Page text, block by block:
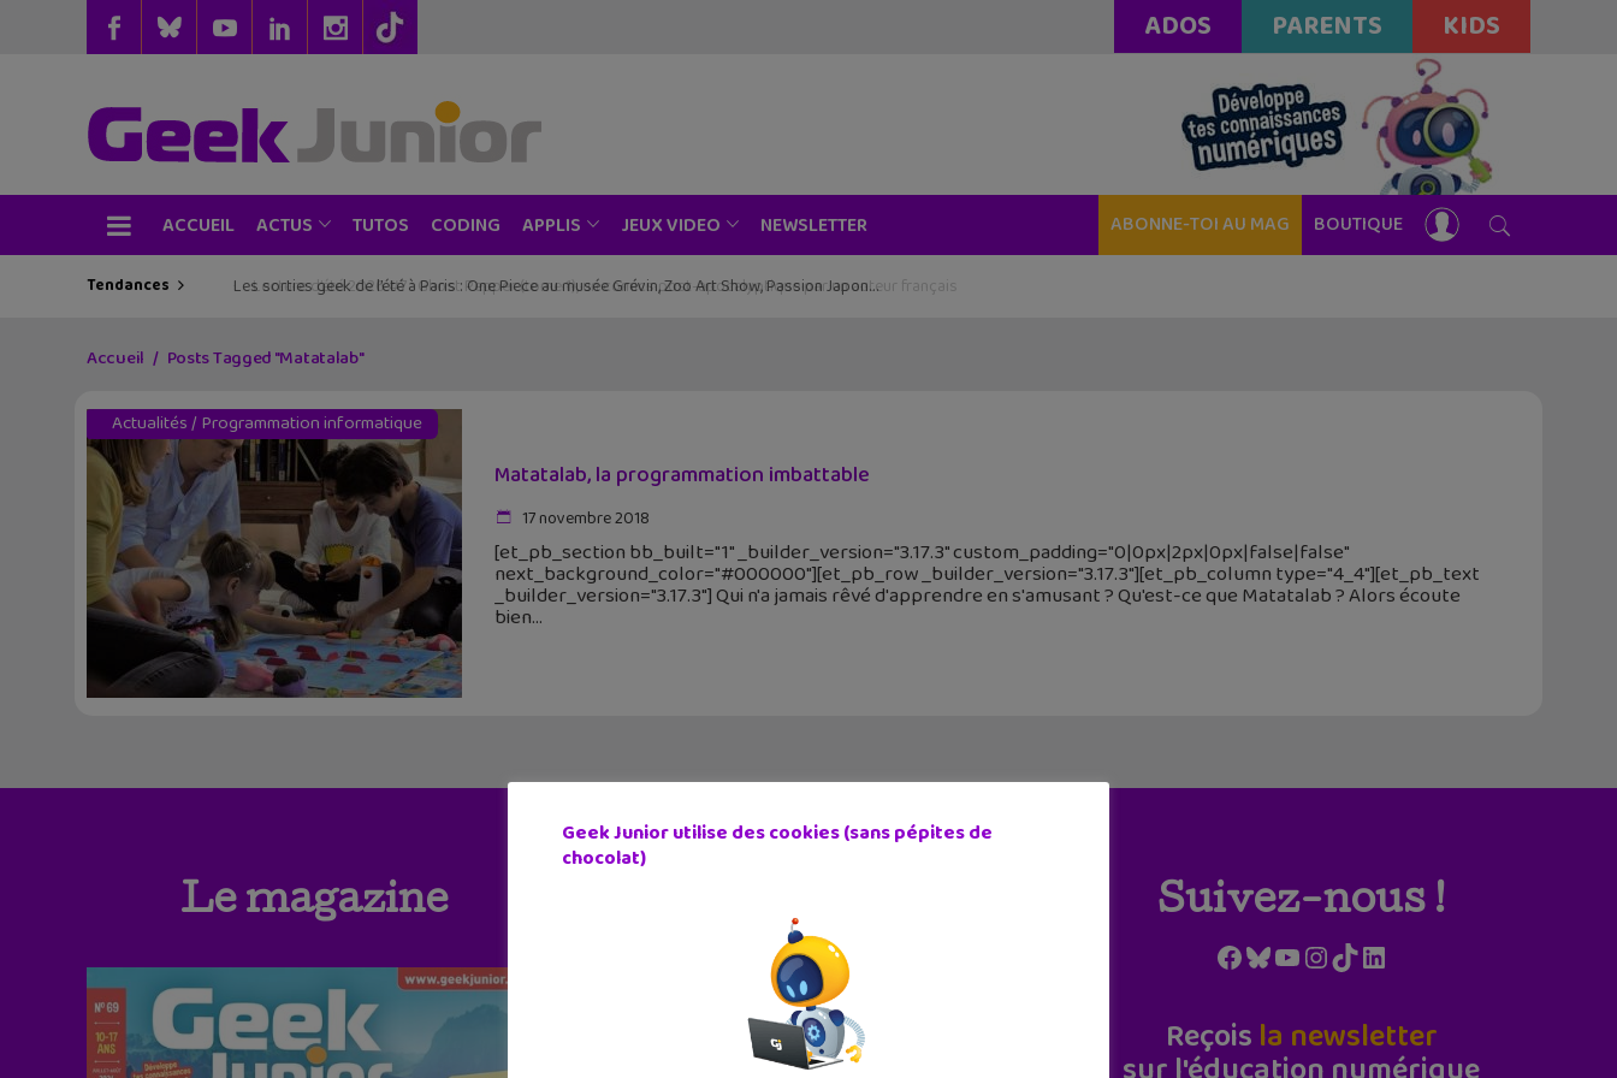
ADOS PARENTS KIDS
ACCUEIL ACTUS TUTOS CODING APPLIS JEUX VIDEO NEWSLETTER ABONNE-TOI AU MAG BOUTIQUE
Tendances Les sorties geek de l’été à Paris : One Piece au musée Grévin, Zoo Art Show, Passion Japon…
Accueil Posts Tagged "Matatalab"
Actualités/ Programmation informatique
Matatalab, la programmation imbattable
17 novembre 2018
[et_pb_section bb_built="1" _builder_version="3.17.3" custom_padding="0|0px|2px|0px|false|false"
next_background_color="#000000"][et_pb_row _builder_version="3.17.3"][et_pb_column type="4_4"][et_pb_text
_builder_version="3.17.3"] Qui n'a jamais rêvé d'apprendre en s'amusant ? Qu'est-ce que Matatalab ? Alors écoute
bien
Le magazine Suivez-nous !
Facebook
Bluesky
YouTube
Instagram
TikTokLinkedIn
Reçois la newsletter
Geek Junior utilise des cookies (sans pépites de
chocolat)